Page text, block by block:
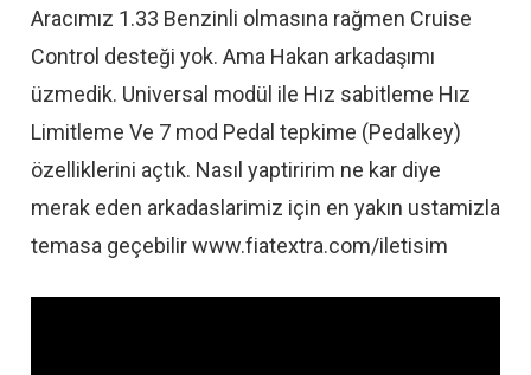
Aracımız 1.33 Benzinli olmasına rağmen Cruise
Control desteği yok. Ama Hakan arkadaşımı
üzmedik. Universal modül ile Hız sabitleme Hız
Limitleme Ve 7 mod Pedal tepkime (Pedalkey)
özelliklerini açtık. Nasıl yaptiririm ne kar diye
merak eden arkadaslarimiz için en yakın ustamizla
temasa geçebilir www.fiatextra.com/iletisim